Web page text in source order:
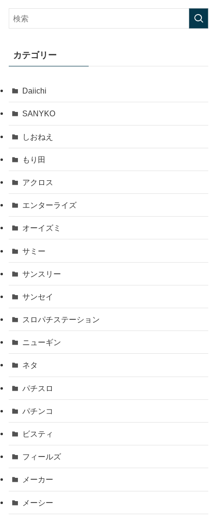
カテゴリー
Daiichi
SANYKO
しおねえ
もり田
アクロス
エンターライズ
オーイズミ
サミー
サンスリー
サンセイ
スロパチステーション
ニューギン
ネタ
パチスロ
パチンコ
ビスティ
フィールズ
メーカー
メーシー